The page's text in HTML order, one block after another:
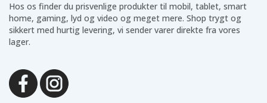
Hos os finder du prisvenlige produkter til mobil, tablet, smart
home, gaming, lyd og video og meget mere. Shop trygt og
sikkert med hurtig levering, vi sender varer direkte fra vores
lager.